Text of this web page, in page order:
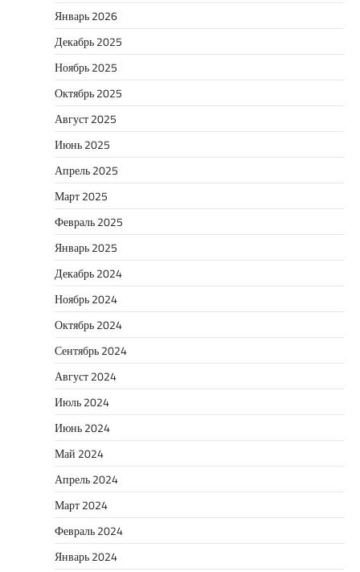
Январь 2026
Декабрь 2025
Ноябрь 2025
Октябрь 2025
Август 2025
Июнь 2025
Апрель 2025
Март 2025
Февраль 2025
Январь 2025
Декабрь 2024
Ноябрь 2024
Октябрь 2024
Сентябрь 2024
Август 2024
Июль 2024
Июнь 2024
Май 2024
Апрель 2024
Март 2024
Февраль 2024
Январь 2024